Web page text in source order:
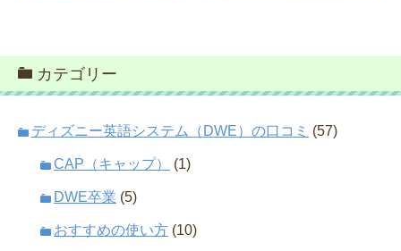
カテゴリー
ディズニー英語システム（DWE）の口コミ (57)
CAP（キャップ） (1)
DWE卒業 (5)
おすすめの使い方 (10)